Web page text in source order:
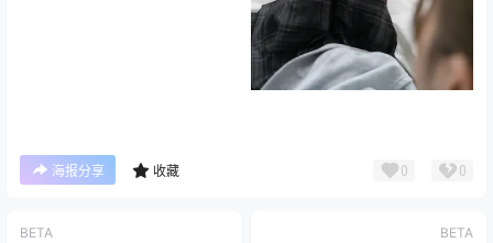
海报分享 收藏 0 0
BETA BETA